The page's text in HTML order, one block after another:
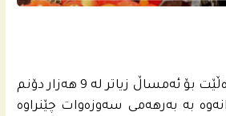
كشتوكاڵى گه‌رمیان ده‌ڵێت بۆ ئه‌مساڵ زیاتر له‌ 9 هه‌زار دۆنم
به‌ به‌رهه‌مى سه‌وزه‌وات چێنراوه‌